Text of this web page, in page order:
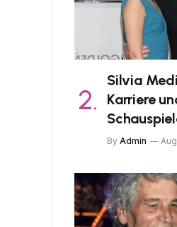
Silvia
Karriere
By Admin